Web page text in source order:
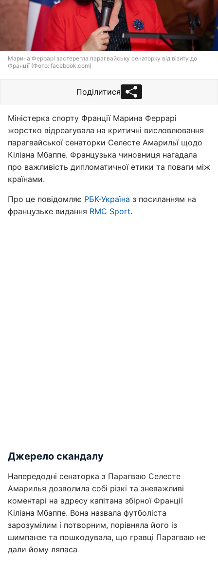
Марина Феррарі застерегла парагвайську сенаторку від візиту до
Франції (Фото: facebook.com)
Поділитися
Міністерка спорту Франції Марина Феррарі
жорстко відреагувала на критичні висловлювання
парагвайської сенаторки Селесте Амарильї щодо
Кіліана Мбаппе. Французька чиновниця нагадала
про важливість дипломатичної етики та поваги між
країнами.
Про це повідомляє РБК-Україна з посиланням на
французьке видання RMC Sport.
Джерело скандалу
Напередодні сенаторка з Парагваю Селесте
Амарилья дозволила собі різкі та зневажливі
коментарі на адресу капітана збірної Франції
Кіліана Мбаппе. Вона назвала футболіста
зарозумілим і потворним, порівняла його із
шимпанзе та пошкодувала, що гравці Парагваю не
дали йому ляпаса